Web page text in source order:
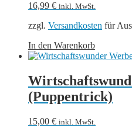
16,99 € inkl. MwSt.
zzgl. Versandkosten für
In den Warenkorb
(Puppentrick)
15,00 € inkl. MwSt.